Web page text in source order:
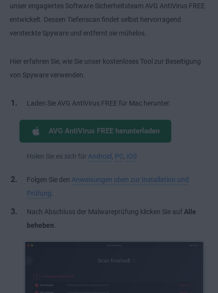
unser engagiertes Software-Sicherheitsteam AVG AntiVirus FREE
entwickelt. Dessen Tiefenscan findet selbst hervorragend
versteckte Spyware und entfernt sie mühelos.
Hier erfahren Sie, wie Sie unser kostenloses Tool zur Beseitigung
von Spyware verwenden.
Laden Sie AVG AntiVirus FREE für Mac herunter.
AVG AntiVirus FREE herunterladen
Holen Sie es sich für Android , PC, iOS
Folgen Sie den Anweisungen oben zur Installation und
Prüfung.
Nach Abschluss der Malwareprüfung klicken Sie aufAlle
beheben.